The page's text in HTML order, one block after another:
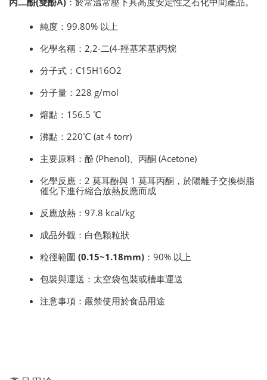
純度 ：99.80% 以上
化學名稱 ：2,2-二(4-羥基苯基)丙烷
分子式 ： C15H16O2
分子量 ：228 g/mol
熔點 ：156.5 ℃
沸點 ：220℃ (at 4 torr)
主要原料 ：酚 (Phenol)、丙酮 (Acetone)
化學反應 ：2 莫耳酚與 1 莫耳丙酮，於陽離子交換樹脂
催化下進行縮合放熱反應而成
反應放熱 ：97.8 kcal/kg
成品外觀 ：白色顆粒狀
粒徑範圍 (0.15~1.18mm) ：90% 以上
包裝與運送 ：太空袋包裝或槽車運送
注意事項 ：嚴禁使用於食品用途